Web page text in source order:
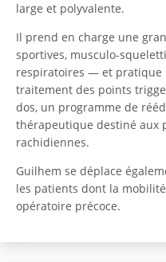
large et polyvalente.
Il prend en charge une
sportives, musculo-
respiratoires — et pratique
traitement des points
dos, un programme de
thérapeutique destiné aux
rachidiennes.
Guilhem se déplace
les patients dont la
opératoire précoce.